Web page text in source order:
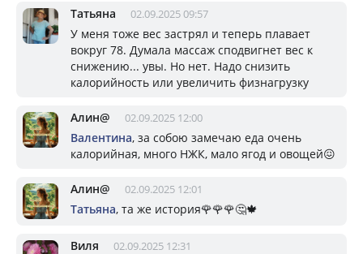
Татьяна 02.09.2025 09:57
У меня тоже вес застрял и теперь плавает
вокруг 78. Думала массаж сподвигнет вес к
снижению... увы. Но нет. Надо снизить
калорийность или увеличить физнагрузку
Алин@ 02.09.2025 12:00
Валентина, за собою замечаю еда очень
калорийная, много НЖК, мало ягод и овощей😖
Алин@ 02.09.2025 12:01
Татьяна, та же история🌹🌹🌹🤔🍁
Виля 02.09.2025 12:31